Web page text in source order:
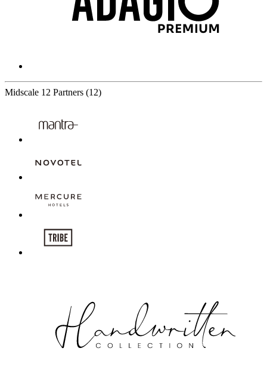
Midscale 12 Partners (12)